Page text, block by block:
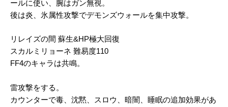
ールに使い、腕はガン無視。
後は炎、氷属性攻撃でデモンズウォールを集中攻撃。
リレイズの間 蘇生&HP極大回復
スカルミリョーネ 難易度110
FF4のキャラは共鳴。
雷攻撃をする。
カウンターで毒、沈黙、スロウ、暗闇、睡眠の追加効果があ